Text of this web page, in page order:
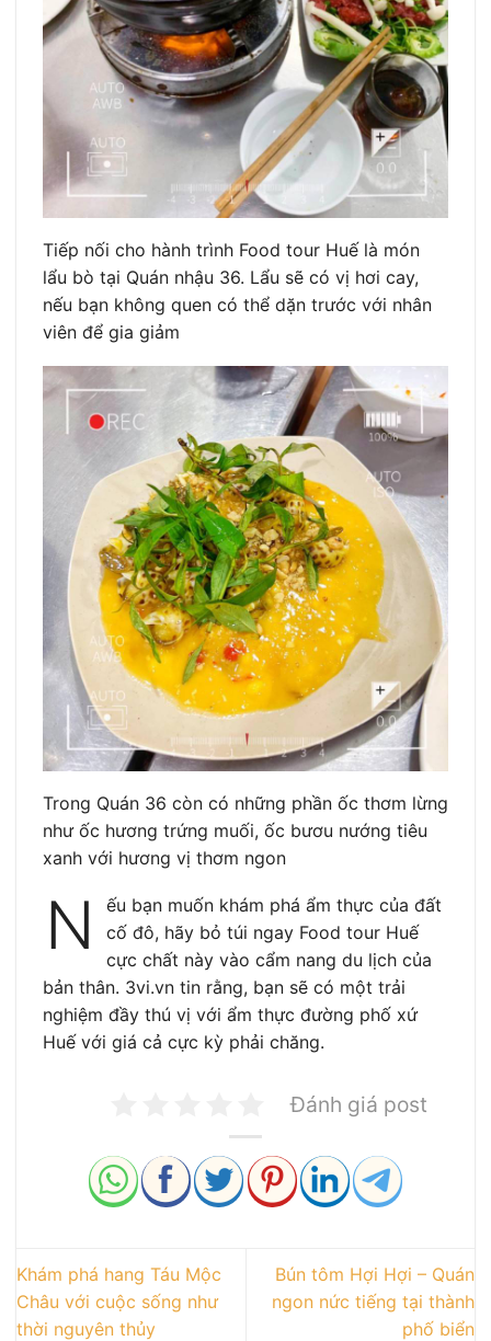
Tiếp nối cho hành trình Food tour Huế là món
lẩu bò tại Quán nhậu 36. Lẩu sẽ có vị hơi cay,
nếu bạn không quen có thể dặn trước với nhân
viên để gia giảm
Trong Quán 36 còn có những phần ốc thơm lừng
như ốc hương trứng muối, ốc bươu nướng tiêu
xanh với hương vị thơm ngon
N
ếu bạn muốn khám phá ẩm thực của đất
cố đô, hãy bỏ túi ngay Food tour Huế
cực chất này vào cẩm nang du lịch của
bản thân. 3vi.vn tin rằng, bạn sẽ có một trải
nghiệm đầy thú vị với ẩm thực đường phố xứ
Huế với giá cả cực kỳ phải chăng.
Đánh giá post
Khám phá hang Táu Mộc
Châu với cuộc sống như
thời nguyên thủy
Bún tôm Hợi Hợi – Quán
ngon nức tiếng tại thành
phố biển